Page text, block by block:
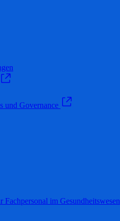
und Governance
Fachpersonal im Gesundheitswesen